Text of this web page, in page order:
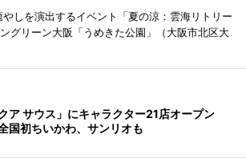
やしを演出するイベント「夏の涼：雲海リトリー
グリーン大阪「うめきた公園」（大阪市北区大
クア サウス」にキャラクター21店オープン
初ちいかわ、サンリオも